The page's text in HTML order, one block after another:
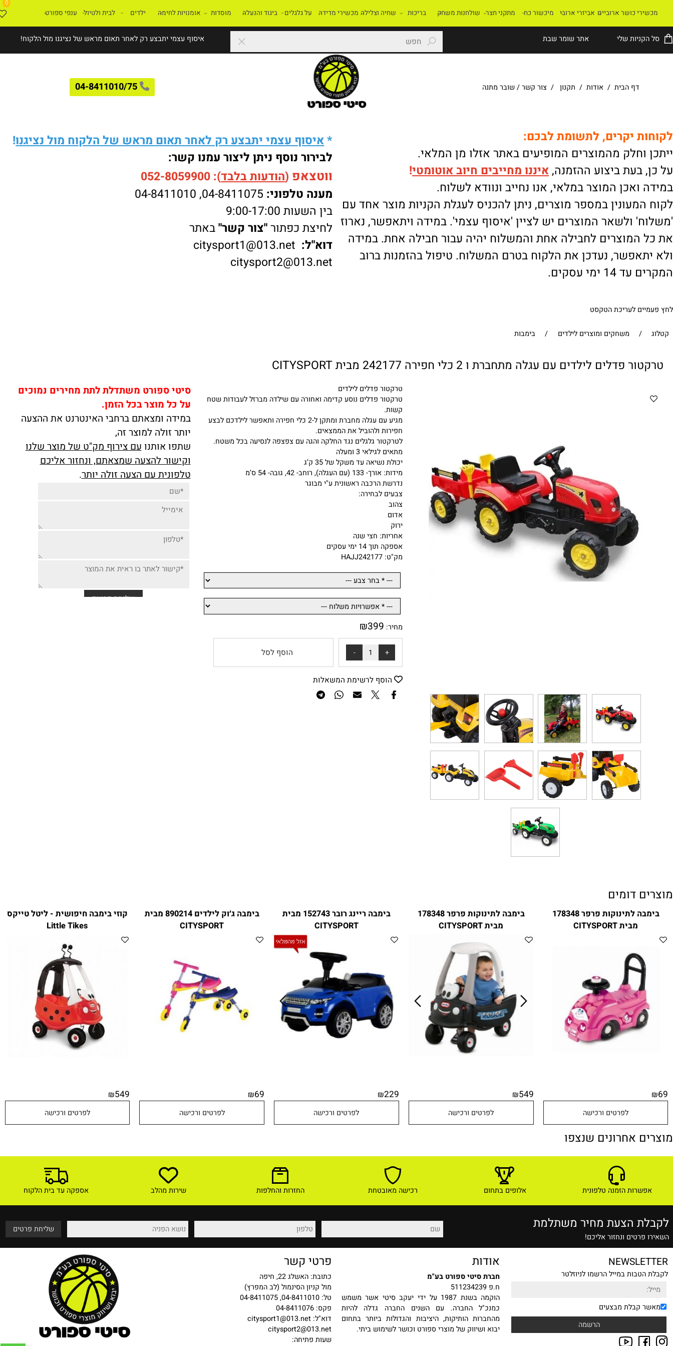
שלי אתר שומר שבת איסוף עצמי יתבצע רק לאחר תאום מראש של נציגנו מול הלקוח!
דף הבית/אודות /תקנון /צור קשר/ שובר מתנה 04-8411010/75
0
כושר ארוביים אביזרי ארובי מיכשור כח מתקני חצר שולחנות משחק בריכות שחיה וצלילה מכשירי מדידה על גלגלים ביגוד והנעלה מוסדות אומנויות לחימה ילדים לבית ולטיול ענפי ספורט
יקרים, לתשומת לבכם:
וחלק מהמוצרים המופיעים באתר אזלו מן המלאי.
בעת ביצוע ההזמנה,איננומחייבים חיוב אוטומטי!
המוצר במלאי, אנו נחייב ונוודא לשלוח.
במספר מוצרים, ניתן להכניס לעגלת הקניות מוצר אחד עם
ולשאר המוצרים יש לציין 'איסוף עצמי'. במידה ויתאפשר, נארוז
לחבילה אחת והמשלוח יהיה עבור חבילה אחת. במידה
נעדכן את הלקוח בטרם המשלוח. טיפול בהזמנות ברוב
עסקים.
איסוף עצמי יתבצע רק לאחר תאום מראש של הלקוח מול נציגנו!
לבירור נוסף ניתן ליצור עמנו קשר:
ווטצאפ (הודעות בלבד):
052-8059900
מענה טלפוני:04-8411075
,
04-8411010
בין השעות 9:00-17:00
לחיצת כפתור "צור קשר"באתר
דוא"ל:citysport1@013.net
citysport2@013.net
טרקטור פדלים לילדים
טרקטור פדלים נוסע קדימה ואחורה עם שילדה מברזל לעבודות שטח
קשות.
מגיע עם עגלה מחברת ומתקן ל-2 כלי חפירה ותאפשר לילדכם לבצע
חפירות ולהוביל את הממצאים.
לטרקטור גלגלים נגד החלקה והגה עם צפצפה לנסיעה בכל משטח.
מתאים לגילאי 3 ומעלה
יכולת נשיאה עד משקל של 35 ק’ג
מידות: אורך- 133 (עם העגלה), רוחב- 42, גובה- 54 ס’מ
נדרשת הרכבה ראשונית ע"י מבוגר
צבעים לבחירה:
אחריות: חצי שנה
399
סיטי ספורט משתדלת לתת מחירים נמוכים
על כל מוצר בכל הזמן.
במידה ומצאתם ברחבי האינטרנט את ההצעה
יותר זולה למוצר זה,
שתפו אותנועם צירוף מק"ט של מוצר שלנו
וקישור להצעה שמצאתם, ונחזור אליכם
טלפונית עם הצעה זולה יותר
דומים
מבית CITYSPORT
לפרטים ורכישה
בימבה לתינוקות פרפר 178348
לפרטים ורכישה
בימבה ריינג רובר 152743 מבית
CITYSPORT
לפרטים ורכישה
CITYSPORT
לפרטים ורכישה
קוזי בימבה חיפושית - ליטל טייקס
Little Tikes
לפרטים ורכישה
אחרונים שנצפו
הזמנה טלפונית רכישה מאובטחת החזרות והחלפות שירות מהלב אספקה עד בית הלקוח
הצעת מחיר משתלמת
ונחזור אליכם!
במייל הרשמו לניוזלטר
אודות
חברת סיטי ספורט בע"מ
פרטי קשר
כתובת: האשלג 22, חיפה
מול קניון הסינמול (לב המפרץ)